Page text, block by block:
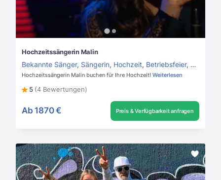
Hochzeitssängerin Malin
Bekannte Sänger, Sängerin, Hochzeit, Betriebsfeier, Private
Hochzeitssängerin Malin buchen für Ihre Hochzeit! Weiterlesen
5 (4 Bewertungen)
Ab 1870 € Preis & Verfügbarkeit anfragen